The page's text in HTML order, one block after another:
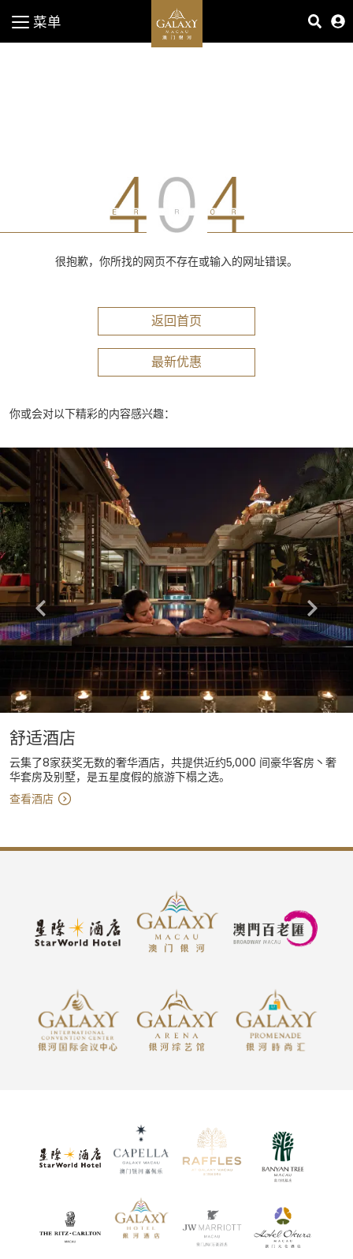
菜单
很抱歉，你所找的网页不存在或输入的网址错误。
返回首页
最新优惠
你或会对以下精彩的内容感兴趣：
Learn more
舒适酒店
云集了8家获奖无数的奢华酒店，共提供近约5,000 间豪华客房丶奢
华套房及别墅，是五星度假的旅游下榻之选。
查看酒店